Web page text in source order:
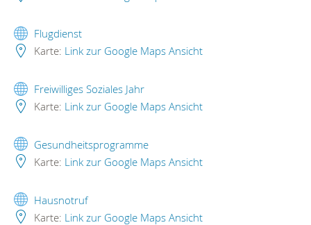
Flugdienst
Karte: Link zur Google Maps Ansicht
Freiwilliges Soziales Jahr
Karte: Link zur Google Maps Ansicht
Gesundheitsprogramme
Karte: Link zur Google Maps Ansicht
Hausnotruf
Karte: Link zur Google Maps Ansicht